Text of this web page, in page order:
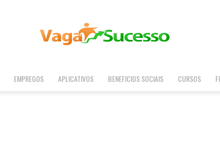
Vaga
EMPREGOS APLICATIVOS BENEFICIOS SOCIAIS CURSOS